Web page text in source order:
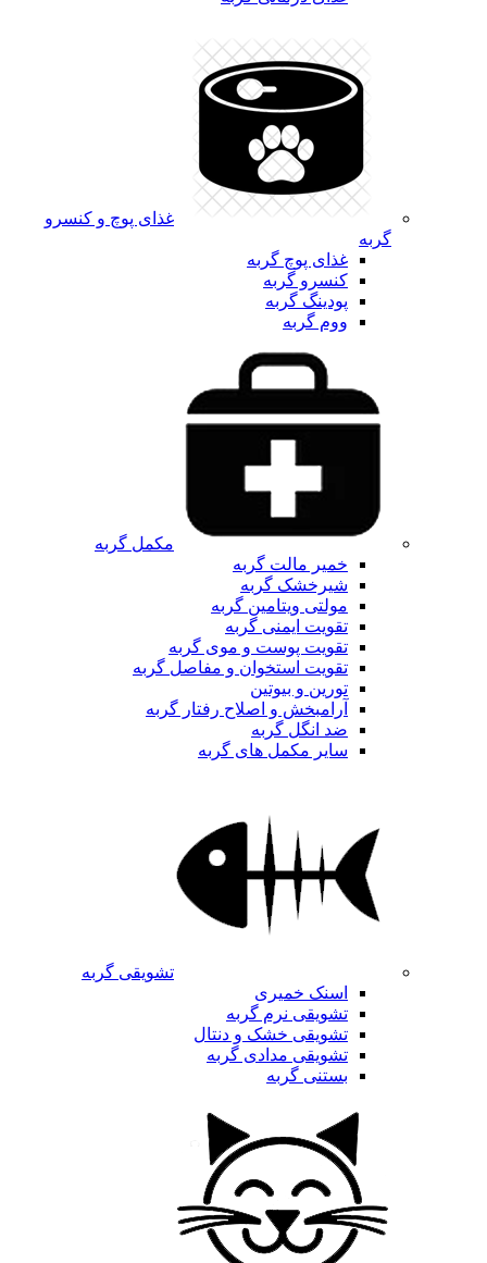
غذای پوچ و کنسرو
گربه
غذای پوچ گربه
کنسرو گربه
پودینگ گربه
ووم گربه
مکمل گربه
خمیر مالت گربه
شیرخشک گربه
مولتی ویتامین گربه
تقویت ایمنی گربه
تقویت پوست و موی گربه
تقویت استخوان و مفاصل گربه
تورین و بیوتین
آرامبخش و اصلاح رفتار گربه
ضد انگل گربه
سایر مکمل های گربه
تشویقی گربه
اسنک خمیری
تشویقی نرم گربه
تشویقی خشک و دنتال
تشویقی مدادی گربه
بستنی گربه